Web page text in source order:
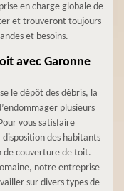
en charge globale de
et trouveront toujours
et besoins.
avec Garonne
le dépôt des débris, la
plusieurs
vous satisfaire
des habitants
de couverture de toit.
notre entreprise
sur divers types de